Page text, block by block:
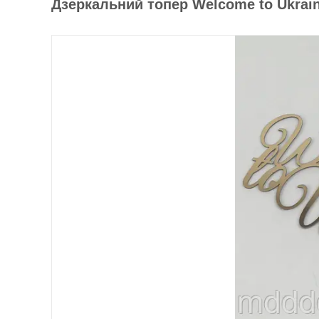
Дзеркальний топер Welcome to